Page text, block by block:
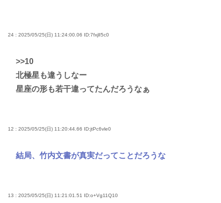
24 : 2025/05/25(日) 11:24:00.06 ID:7fxjlI5c0
>>10
北極星も違うしなー
星座の形も若干違ってたんだろうなぁ
12 : 2025/05/25(日) 11:20:44.66 ID:jtPc6vle0
結局、竹内文書が真実だってことだろうな
13 : 2025/05/25(日) 11:21:01.51 ID:o+Vg11Q10